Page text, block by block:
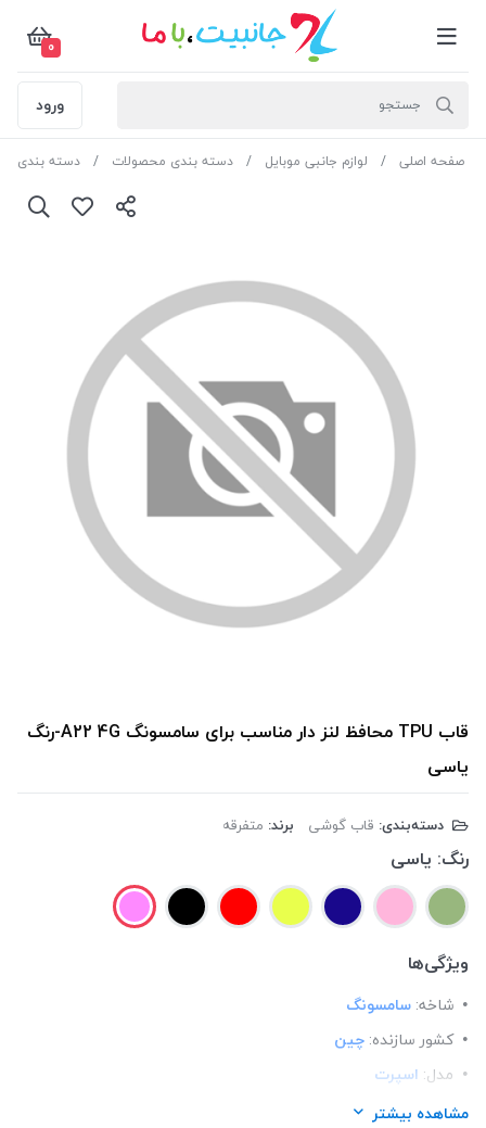
0
ورود
صفحه اصلی لوازم جانبی موبایل دسته بندی محصولات دسته بندی
قاب TPU محافظ لنز دار مناسب برای سامسونگ A22 4G-رنگ
یاسی
دسته‌بندی: قاب گوشی برند: متفرقه
رنگ: یاسی
ویژگی‌ها
شاخه: سامسونگ
کشور سازنده: چین
مدل: اسپرت
ساختار: TPU
مشاهده بیشتر